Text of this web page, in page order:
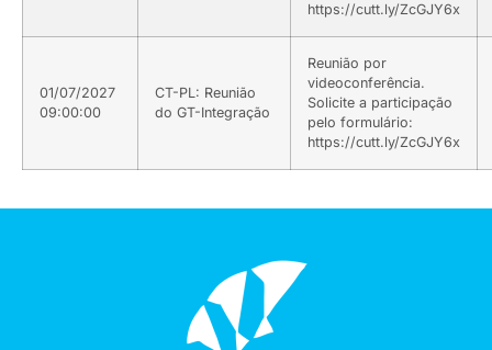
https://cutt.ly/ZcGJY6x
01/07/2027
09:00:00
CT-PL: Reunião
do GT-Integração
Reunião por
videoconferência.
Solicite a participação
pelo formulário:
https://cutt.ly/ZcGJY6x